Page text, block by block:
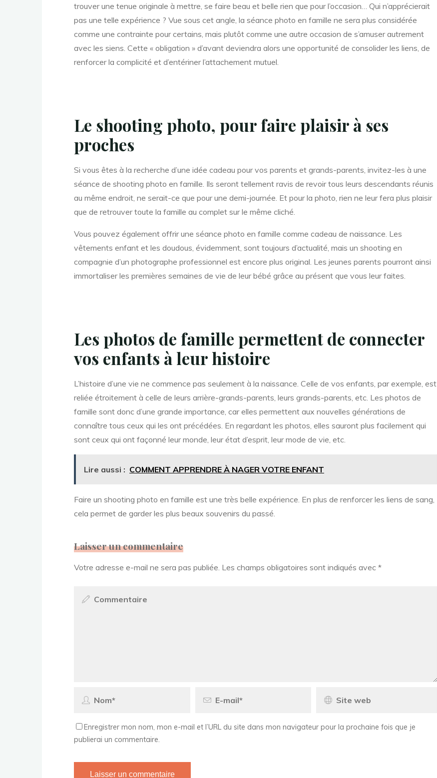
trouver une tenue originale à mettre, se faire beau et belle rien que pour l’occasion… Qui n’apprécierait
pas une telle expérience ? Vue sous cet angle, la séance photo en famille ne sera plus considérée
comme une contrainte pour certains, mais plutôt comme une autre occasion de s’amuser autrement
avec les siens. Cette « obligation » d’avant deviendra alors une opportunité de consolider les liens, de
renforcer la complicité et d’entériner l’attachement mutuel.
Le shooting photo, pour faire plaisir à ses
proches
Si vous êtes à la recherche d’une idée cadeau pour vos parents et grands-parents, invitez-les à une
séance de shooting photo en famille. Ils seront tellement ravis de revoir tous leurs descendants réunis
au même endroit, ne serait-ce que pour une demi-journée. Et pour la photo, rien ne leur fera plus plaisir
que de retrouver toute la famille au complet sur le même cliché.
Vous pouvez également offrir une séance photo en famille comme cadeau de naissance. Les
vêtements enfant et les doudous, évidemment, sont toujours d’actualité, mais un shooting en
compagnie d’un photographe professionnel est encore plus original. Les jeunes parents pourront ainsi
immortaliser les premières semaines de vie de leur bébé grâce au présent que vous leur faites.
Les photos de famille permettent de connecter
vos enfants à leur histoire
L’histoire d’une vie ne commence pas seulement à la naissance. Celle de vos enfants, par exemple, est
reliée étroitement à celle de leurs arrière-grands-parents, leurs grands-parents, etc. Les photos de
famille sont donc d’une grande importance, car elles permettent aux nouvelles générations de
connaître tous ceux qui les ont précédées. En regardant les photos, elles sauront plus facilement qui
sont ceux qui ont façonné leur monde, leur état d’esprit, leur mode de vie, etc.
Lire aussi : COMMENT APPRENDRE À NAGER VOTRE ENFANT
Faire un shooting photo en famille est une très belle expérience. En plus de renforcer les liens de sang,
cela permet de garder les plus beaux souvenirs du passé.
Laisser un commentaire
Votre adresse e-mail ne sera pas publiée. Les champs obligatoires sont indiqués avec *
Enregistrer mon nom, mon e-mail et l’URL du site dans mon navigateur pour la prochaine fois que je
publierai un commentaire.